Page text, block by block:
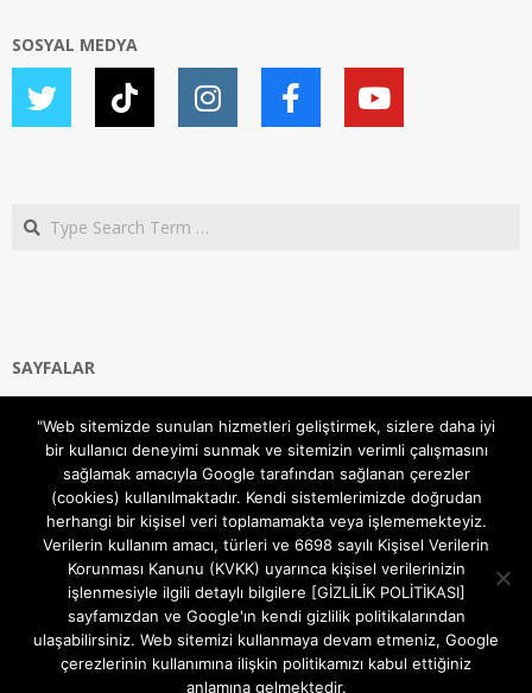
SOSYAL MEDYA
Search
SAYFALAR
Gizlilik ve Çerezler (Cookies) Politikası
Hakkımızda
İletişim Kanalları
MODEM KURULUM
TEKNİK DESTEK
TELEVİZYON SİSTEMLERİ
"Web sitemizde sunulan hizmetleri geliştirmek, sizlere daha iyi
bir kullanıcı deneyimi sunmak ve sitemizin verimli çalışmasını
sağlamak amacıyla Google tarafından sağlanan çerezler
(cookies) kullanılmaktadır. Kendi sistemlerimizde doğrudan
herhangi bir kişisel veri toplamamakta veya işlememekteyiz.
Verilerin kullanım amacı, türleri ve 6698 sayılı Kişisel Verilerin
Korunması Kanunu (KVKK) uyarınca kişisel verilerinizin
işlenmesiyle ilgili detaylı bilgilere [GİZLİLİK POLİTİKASI]
sayfamızdan ve Google'ın kendi gizlilik politikalarından
ulaşabilirsiniz. Web sitemizi kullanmaya devam etmeniz, Google
çerezlerinin kullanımına ilişkin politikamızı kabul ettiğiniz
anlamına gelmektedir.